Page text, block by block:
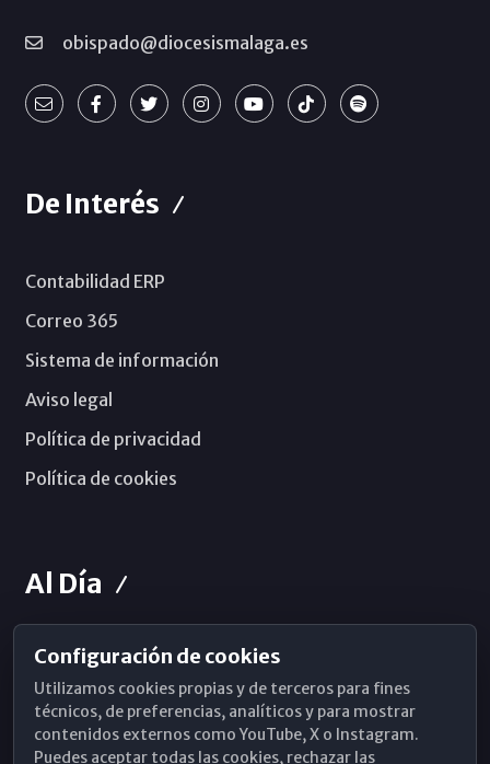
obispado@diocesismalaga.es
De Interés
Contabilidad ERP
Correo 365
Sistema de información
Aviso legal
Política de privacidad
Política de cookies
Al Día
Horarios de Misa
Hemeroteca
WhatsApp
Configuración de cookies
Utilizamos cookies propias y de terceros para fines
técnicos, de preferencias, analíticos y para mostrar
contenidos externos como YouTube, X o Instagram.
Puedes aceptar todas las cookies, rechazar las